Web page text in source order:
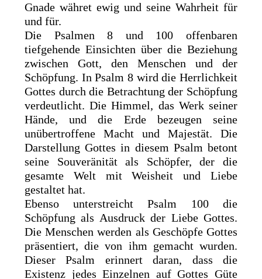
Gnade währet ewig und seine Wahrheit für
und für.
Die Psalmen 8 und 100 offenbaren
tiefgehende Einsichten über die Beziehung
zwischen Gott, den Menschen und der
Schöpfung. In Psalm 8 wird die Herrlichkeit
Gottes durch die Betrachtung der Schöpfung
verdeutlicht. Die Himmel, das Werk seiner
Hände, und die Erde bezeugen seine
unübertroffene Macht und Majestät. Die
Darstellung Gottes in diesem Psalm betont
seine Souveränität als Schöpfer, der die
gesamte Welt mit Weisheit und Liebe
gestaltet hat.
Ebenso unterstreicht Psalm 100 die
Schöpfung als Ausdruck der Liebe Gottes.
Die Menschen werden als Geschöpfe Gottes
präsentiert, die von ihm gemacht wurden.
Dieser Psalm erinnert daran, dass die
Existenz jedes Einzelnen auf Gottes Güte